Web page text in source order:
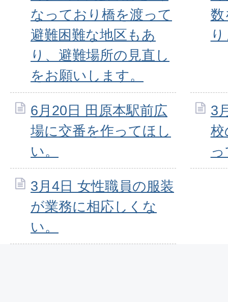
なっており橋を渡って
避難困難な地区もあ
り、避難場所の見直し
をお願いします。
数
6月20日 田原本駅前広
場に交番を作ってほし
い。
3
校
3月4日 女性職員の服装
が業務に相応しくな
い。